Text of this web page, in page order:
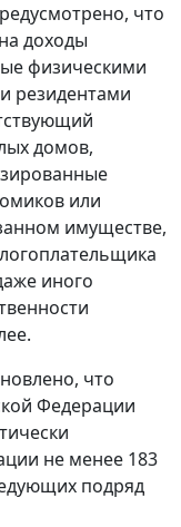
что
доходы
физическими
резидентами
домов,
или
имуществе,
иного
что
Федерации
не менее 183
подряд